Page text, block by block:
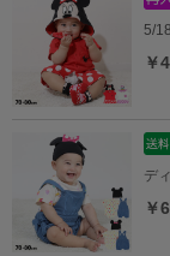
5/
￥
デ
￥